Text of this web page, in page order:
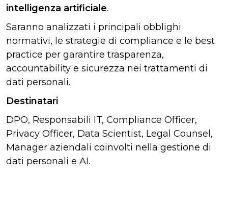
intelligenza artificiale.
Saranno analizzati i principali obblighi
normativi, le strategie di compliance e le best
practice per garantire trasparenza,
accountability e sicurezza nei trattamenti di
dati personali.
Destinatari
DPO, Responsabili IT, Compliance Officer,
Privacy Officer, Data Scientist, Legal Counsel,
Manager aziendali coinvolti nella gestione di
dati personali e AI.